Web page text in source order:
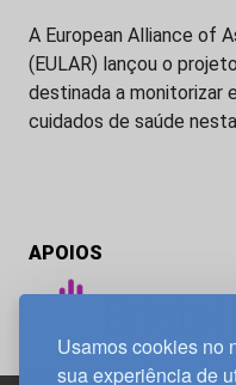
Usamos cookies no
sua experiência de
A European Alliance of
(EULAR) lançou o
destinada a monitorizar
cuidados de saúde
APOIOS